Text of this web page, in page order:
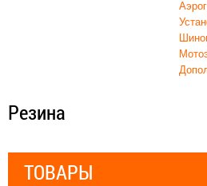
Резина
ТОВАРЫ